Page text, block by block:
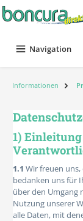
Navigation
Informationen
1)
1.1 Wir freuen uns,
bedanken uns für
über den Umgang
Nutzung unserer
alle Daten, mit